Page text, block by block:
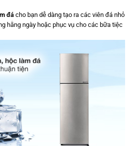
đá cho bạn dễ dàng tạo ra các viên đá nhỏ
hằng ngày hoặc phục vụ cho các bữa tiệc